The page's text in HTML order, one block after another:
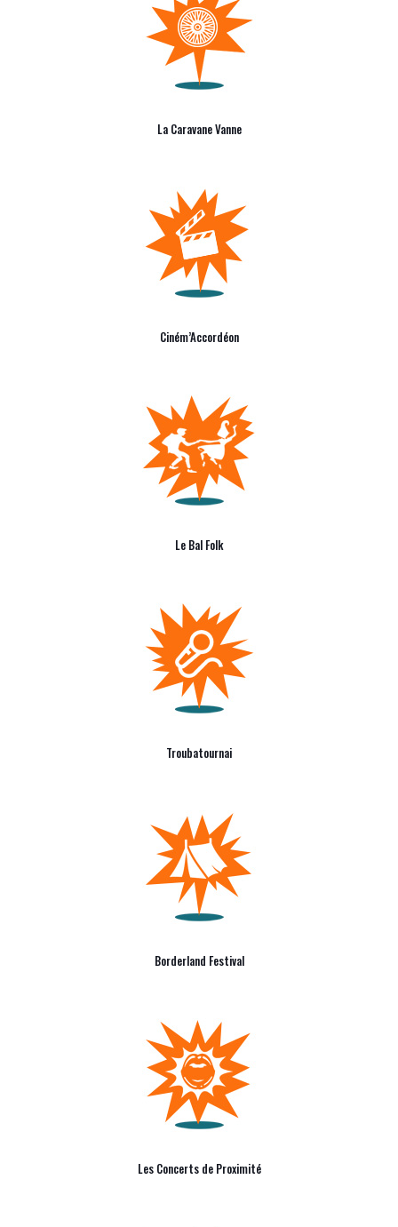
La Caravane Vanne
Ciném’Accordéon
Le Bal Folk
Troubatournai
Borderland Festival
Les Concerts de Proximité